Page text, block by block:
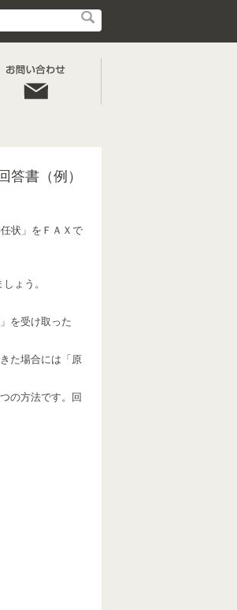
答書（例）
状」をＦＡＸで
ょう。
を受け取った
た場合には「原
の方法です。回